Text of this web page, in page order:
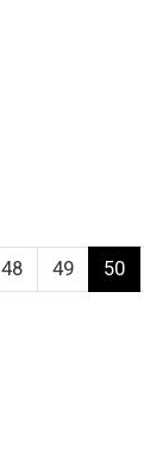
48 49 50